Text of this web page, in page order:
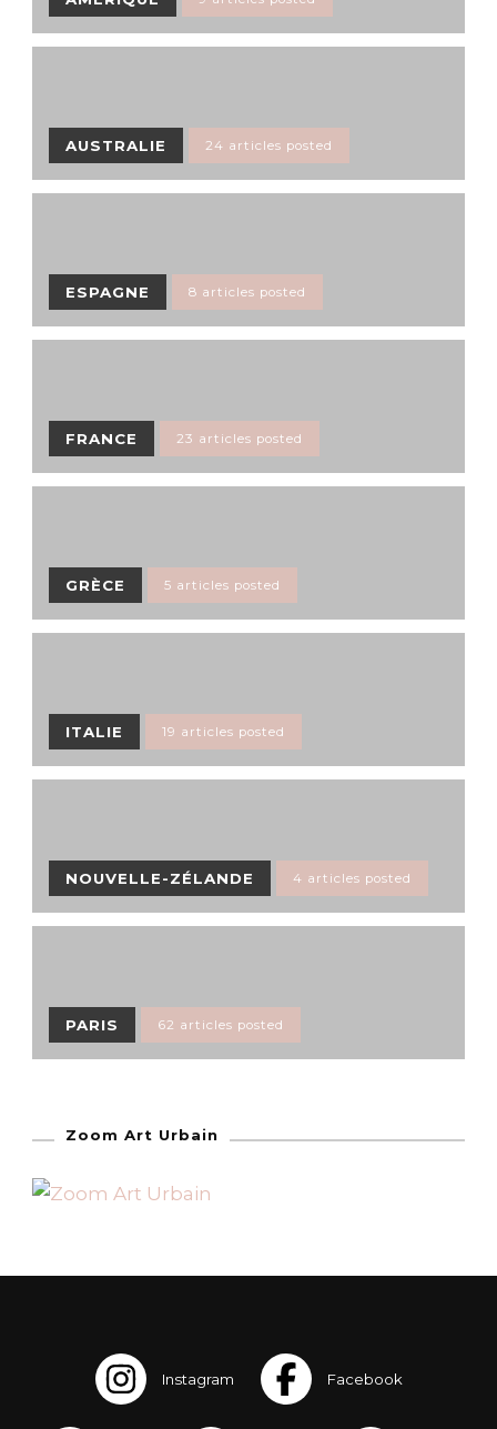
AUSTRALIE 24 articles posted
ESPAGNE 8 articles posted
FRANCE 23 articles posted
GRÈCE 5 articles posted
ITALIE 19 articles posted
NOUVELLE-ZÉLANDE 4 articles posted
PARIS 62 articles posted
Zoom Art Urbain